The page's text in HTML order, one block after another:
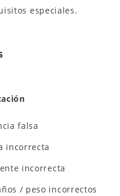
especiales.
falsa
incorrecta
incorrecta
/ peso incorrectos